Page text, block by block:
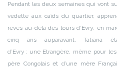
Pendant les deux semaines qui vont
vedette aux caïds du quartier,
rêves au-delà des tours d’Evry, en
cinq ans auparavant, Tatiana
d’Evry : une Etrangère, même pour
père Congolais et d’une mère